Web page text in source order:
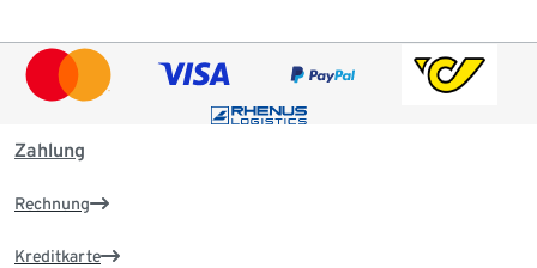
Zahlung
Rechnung
Kreditkarte